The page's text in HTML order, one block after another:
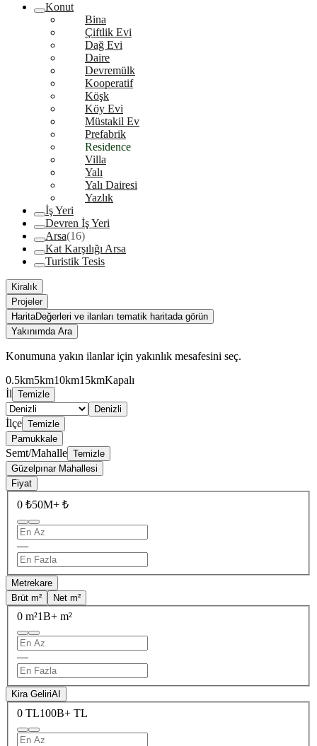
Konut
Bina
Çiftlik Evi
Dağ Evi
Daire
Devremülk
Kooperatif
Köşk
Köy Evi
Müstakil Ev
Prefabrik
Residence
Villa
Yalı
Yalı Dairesi
Yazlık
İş Yeri
Devren İş Yeri
Arsa(16)
Kat Karşılığı Arsa
Turistik Tesis
Kiralık
Projeler
HaritaDeğerleri ve ilanları tematik haritada görün
Yakınımda Ara
Konumuna yakın ilanlar için yakınlık mesafesini seç.
0.5km5km10km15kmKapalı
İl Temizle
Denizli
İlçe Temizle
Pamukkale
Semt/Mahalle Temizle
Güzelpınar Mahallesi
Fiyat
0 ₺50M+ ₺
—
Metrekare
Brüt m²
Net m²
0 m²1B+ m²
—
Kira GeliriAI
0 TL100B+ TL